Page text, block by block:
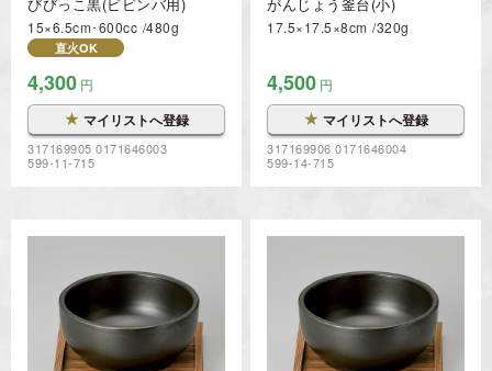
15×6.5cm･600cc 480g
直火OK
4,300 円
★ マイリストへ登録
317169905 0171646003
599-11-715
17.5×17.5×8cm 320g
4,500 円
★ マイリストへ登録
317169906 0171646004
599-14-715